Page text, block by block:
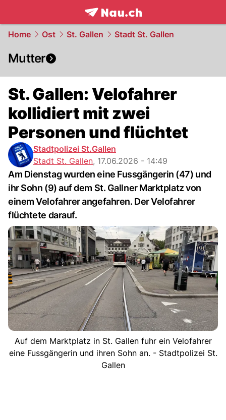
frontpage.NAU.ch
Home Ost St. Gallen Stadt St. Gallen
Mutter
St. Gallen: Velofahrer
kollidiert mit zwei
Personen und flüchtet
Stadtpolizei St.Gallen
Stadt St. Gallen, 17.06.2026 - 14:49
Am Dienstag wurden eine Fussgängerin (47) und
ihr Sohn (9) auf dem St. Gallner Marktplatz von
einem Velofahrer angefahren. Der Velofahrer
flüchtete darauf.
Auf dem Marktplatz in St. Gallen fuhr ein Velofahrer
eine Fussgängerin und ihren Sohn an. - Stadtpolizei St.
Gallen